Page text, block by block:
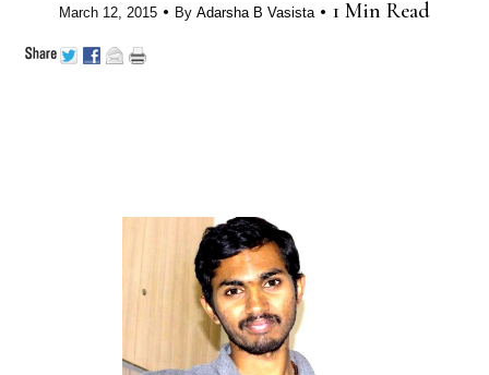
March 12, 2015 • By Adarsha B Vasista • 1 Min Read